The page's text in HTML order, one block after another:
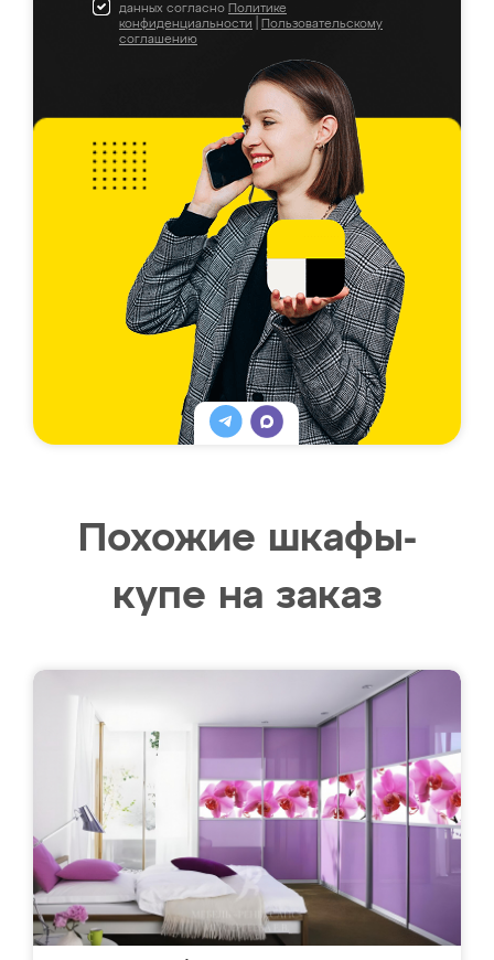
данных согласно Политике
конфиденциальности
Пользовательскому
соглашению
Похожие шкафы-
купе на заказ